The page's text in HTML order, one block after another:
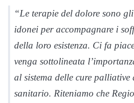
“Le terapie del dolore sono
idonei per accompagnare i
della loro esistenza. Ci fa
venga sottolineata
al sistema delle cure palliative
sanitario. Riteniamo che